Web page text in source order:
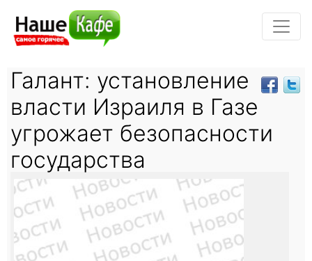
Галант: установление
власти Израиля в Газе
угрожает безопасности
государства